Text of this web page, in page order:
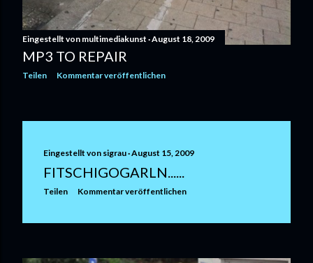
Eingestellt von multimediakunst August 18, 2009
MP3 TO REPAIR
Teilen Kommentar veröffentlichen
Eingestellt von sigrau August 15, 2009
FITSCHIGOGARLN......
Teilen Kommentar veröffentlichen